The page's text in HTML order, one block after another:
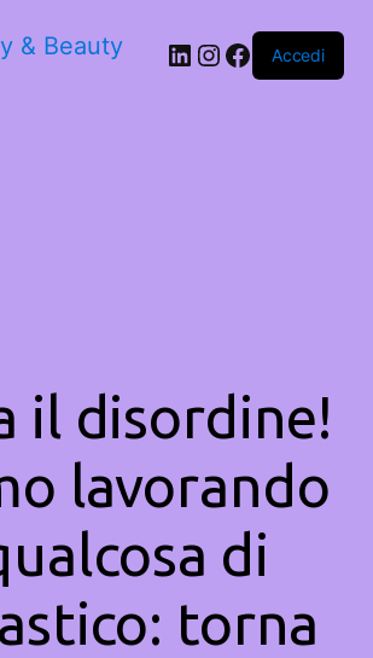
& Beauty LinkedIn
Instagram
Facebook
Accedi
il disordine!
lavorando
di
torna